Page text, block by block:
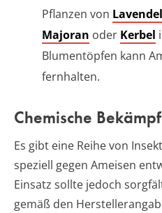
Pflanzen von Lavendel
Majoran oder Kerbel
Blumentöpfen kann
fernhalten.
Chemische
Es gibt eine Reihe von
speziell gegen Ameisen
Einsatz sollte jedoch
gemäß den